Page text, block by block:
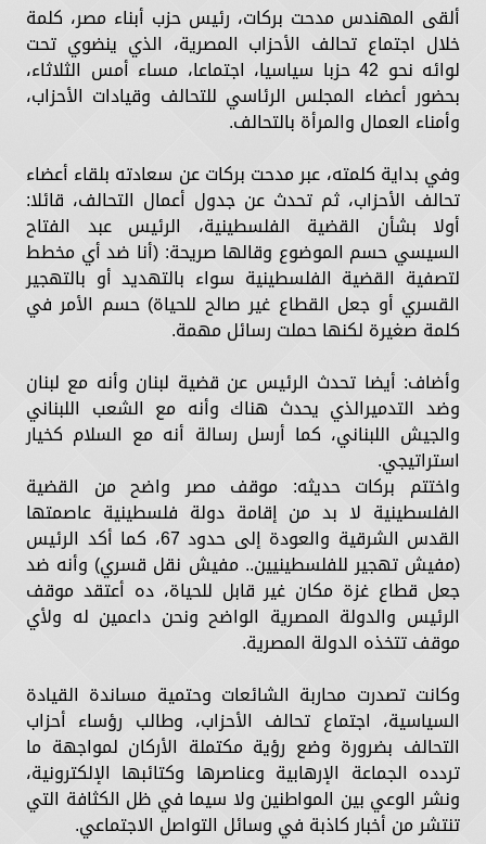
ألقى المهندس مدحت بركات، رئيس حزب أبناء مصر، كلمة
خلال اجتماع تحالف الأحزاب المصرية، الذي ينضوي تحت
لوائه نحو 42 حزبا سياسيا، اجتماعا، مساء أمس الثلاثاء،
بحضور أعضاء المجلس الرئاسي للتحالف وقيادات الأحزاب،
وأمناء العمال والمرأة بالتحالف.
وفي بداية كلمته، عبر مدحت بركات عن سعادته بلقاء أعضاء
تحالف الأحزاب، ثم تحدث عن جدول أعمال التحالف، قائلا:
أولا بشأن القضية الفلسطينية، الرئيس عبد الفتاح
السيسي حسم الموضوع وقالها صريحة: (أنا ضد أي مخطط
لتصفية القضية الفلسطينية سواء بالتهديد أو بالتهجير
القسري أو جعل القطاع غير صالح للحياة) حسم الأمر في
كلمة صغيرة لكنها حملت رسائل مهمة.
وأضاف: أيضا تحدث الرئيس عن قضية لبنان وأنه مع لبنان
وضد التدميرالذي يحدث هناك وأنه مع الشعب اللبناني
والجيش اللبناني، كما أرسل رسالة أنه مع السلام كخيار
استراتيجي.
واختتم بركات حديثه: موقف مصر واضح من القضية
الفلسطينية لا بد من إقامة دولة فلسطينية عاصمتها
القدس الشرقية والعودة إلى حدود 67، كما أكد الرئيس
(مفيش تهجير للفلسطينيين.. مفيش نقل قسري) وأنه ضد
جعل قطاع غزة مكان غير قابل للحياة، ده أعتقد موقف
الرئيس والدولة المصرية الواضح ونحن داعمين له ولأي
موقف تتخذه الدولة المصرية.
وكانت تصدرت محاربة الشائعات وحتمية مساندة القيادة
السياسية، اجتماع تحالف الأحزاب، وطالب رؤساء أحزاب
التحالف بضرورة وضع رؤية مكتملة الأركان لمواجهة ما
تردده الجماعة الإرهابية وعناصرها وكتائبها الإلكترونية،
ونشر الوعي بين المواطنين ولا سيما في ظل الكثافة التي
تنتشر من أخبار كاذبة في وسائل التواصل الاجتماعي.